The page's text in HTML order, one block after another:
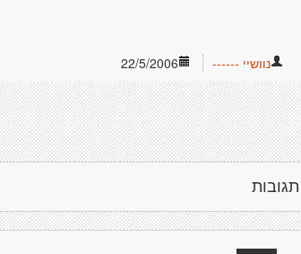
22/5/2006 נוושיי ------
תגובות